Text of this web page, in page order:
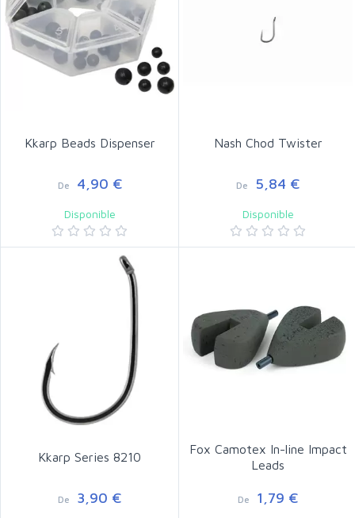
Kkarp Beads Dispenser
De 4,90 €
Disponible
Nash Chod Twister
De 5,84 €
Disponible
Kkarp Series 8210
De 3,90 €
Fox Camotex In-line Impact
Leads
De 1,79 €